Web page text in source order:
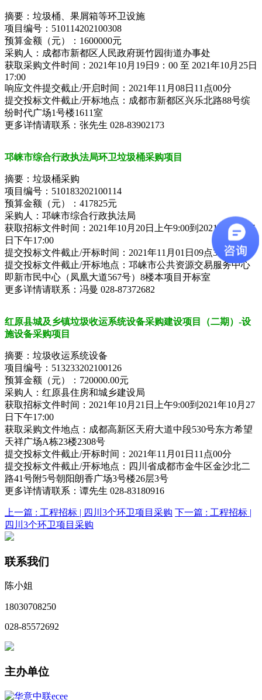
摘要：垃圾桶、果屑箱等环卫设施
项目编号：510114202100308
预算金额（元）：1600000元
采购人：成都市新都区人民政府斑竹园街道办事处
获取采购文件时间：2021年10月19日9：00 至 2021年10月25日
17:00
响应文件提交截止/开启时间：2021年11月08日11点00分
提交投标文件截止/开标地点：成都市新都区兴乐北路88号缤
纷时代广场1号楼1611室
更多详情请联系：张先生 028-83902173
邛崃市综合行政执法局环卫垃圾桶采购项目
摘要：垃圾桶采购
项目编号：510183202100114
预算金额（元）：417825元
采购人：邛崃市综合行政执法局
获取招标文件时间：2021年10月20日上午9:00到2021年10月27
日下午17:00
提交投标文件截止/开标时间：2021年11月01日09点30分
提交投标文件截止/开标地点：邛崃市公共资源交易服务中心
即新市民中心（凤凰大道567号）8楼本项目开标室
更多详情请联系：冯曼 028-87372682
红原县城及乡镇垃圾收运系统设备采购建设项目（二期）-设
施设备采购项目
摘要：垃圾收运系统设备
项目编号：513233202100126
预算金额（元）：720000.00元
采购人：红原县住房和城乡建设局
获取招标文件时间：2021年10月21日上午9:00到2021年10月27
日下午17:00
获取采购文件地点：成都高新区天府大道中段530号东方希望
天祥广场A栋23楼2308号
提交投标文件截止/开标时间：2021年11月01日11点00分
提交投标文件截止/开标地点：四川省成都市金牛区金沙北二
路41号附5号朝阳朗香广场3号楼26层3号
更多详情请联系：谭先生 028-83180916
上一篇 : 工程招标 | 四川3个环卫项目采购 下一篇 : 工程招标 |
四川3个环卫项目采购
联系我们
陈小姐
18030708250
028-85572692
主办单位